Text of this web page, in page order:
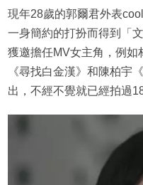
現年28歲的郭爾君外表
一身簡約的打扮而得到「
獲邀擔任MV女主角，例如
《尋找白金漢》和陳柏宇
出，不經不覺就已經拍過